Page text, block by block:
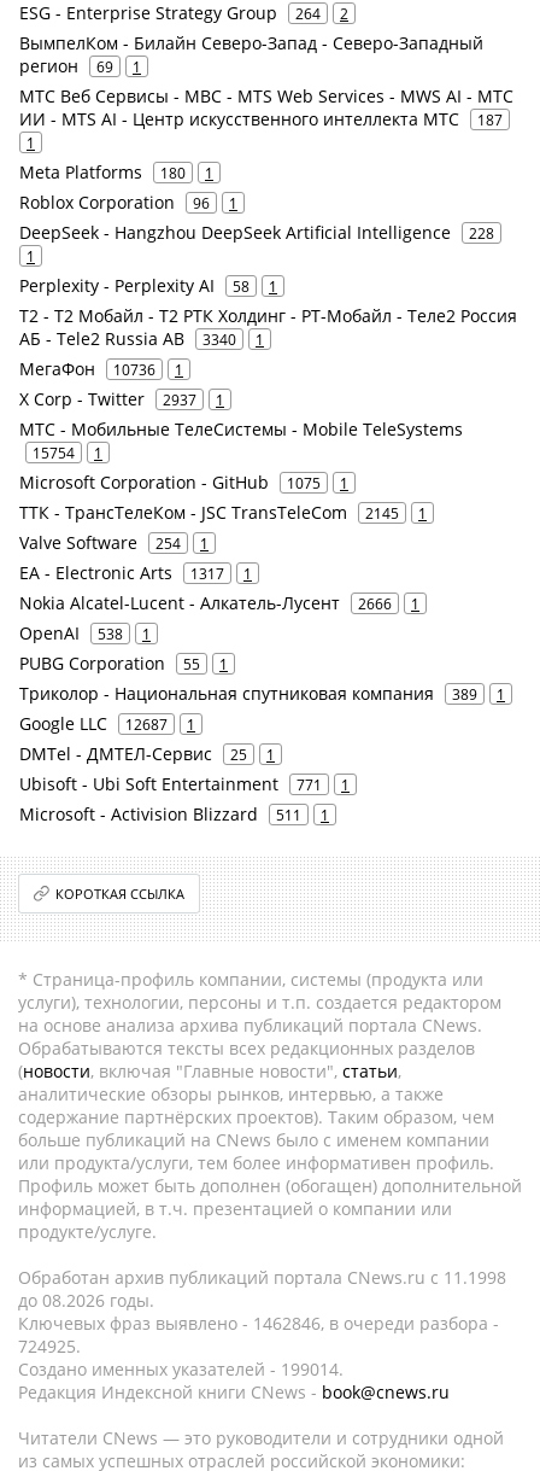
ESG - Enterprise Strategy Group 264 2
ВымпелКом - Билайн Северо-Запад - Северо-Западный
регион
69 1
МТС Веб Сервисы - МВС - MTS Web Services - MWS AI - МТС
ИИ - MTS AI - Центр искусственного интеллекта МТС
187
1
Meta Platforms 180 1
Roblox Corporation 96 1
DeepSeek - Hangzhou DeepSeek Artificial Intelligence
228
1
Perplexity - Perplexity AI 58 1
Т2 - Т2 Мобайл - Т2 РТК Холдинг - РТ-Мобайл - Теле2 Россия
АБ - Tele2 Russia AB
3340 1
МегаФон 10736 1
X Corp - Twitter 2937 1
МТС - Мобильные ТелеСистемы - Mobile TeleSystems
15754 1
Microsoft Corporation - GitHub 1075 1
ТТК - ТрансТелеКом - JSC TransTeleCom 2145 1
Valve Software 254 1
EA - Electronic Arts 1317 1
Nokia Alcatel-Lucent - Алкатель-Лусент 2666 1
OpenAI 538 1
PUBG Corporation 55 1
Триколор - Национальная спутниковая компания 389 1
Google LLC 12687 1
DMTel - ДМТЕЛ-Сервис 25 1
Ubisoft - Ubi Soft Entertainment 771 1
Microsoft - Activision Blizzard 511 1
КОРОТКАЯ ССЫЛКА
* Страница-профиль компании, системы (продукта или
услуги), технологии, персоны и т.п. создается редактором
на основе анализа архива публикаций портала CNews.
Обрабатываются тексты всех редакционных разделов
(новости, включая "Главные новости", статьи,
аналитические обзоры рынков, интервью, а также
содержание партнёрских проектов). Таким образом, чем
больше публикаций на CNews было с именем компании
или продукта/услуги, тем более информативен профиль.
Профиль может быть дополнен (обогащен) дополнительной
информацией, в т.ч. презентацией о компании или
продукте/услуге.
Обработан архив публикаций портала CNews.ru c 11.1998
до 08.2026 годы.
Ключевых фраз выявлено - 1462846, в очереди разбора -
724925.
Создано именных указателей - 199014.
Редакция Индексной книги CNews - book@cnews.ru
Читатели CNews — это руководители и сотрудники одной
из самых успешных отраслей российской экономики: